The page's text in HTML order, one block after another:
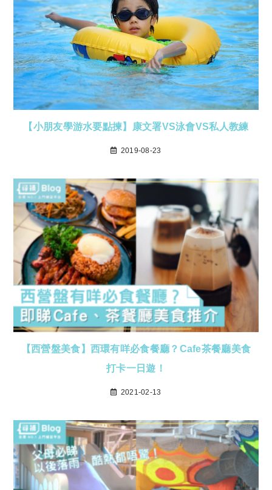
【小朋友學游水要點揀】康文署VS泳會VS私人教練
2019-08-23
【西營盤美食】西環有咩必食餐廳？Cafe茶餐廳美食
打卡一日遊！
2021-02-13